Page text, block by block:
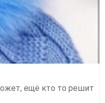
ещё кто то решит